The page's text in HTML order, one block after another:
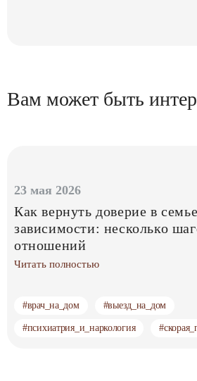
Вам может быть
23 мая 2026
Как вернуть доверие в
зависимости: несколько
отношений
Читать полностью
#врач_на_дом #выезд_на_дом
#психиатрия_и_наркология